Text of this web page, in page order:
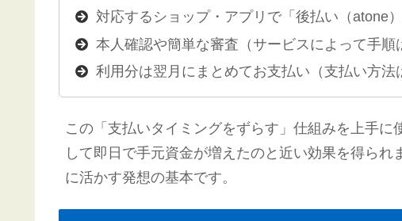
対応するショップ・アプリで「後払い（atone
本人確認や簡単な審査（サービスによって手順
利用分は翌月にまとめてお支払い（支払い方法
この「支払いタイミングをずらす」仕組みを上手に
して即日で手元資金が増えたのと近い効果を得ら
に活かす発想の基本です。